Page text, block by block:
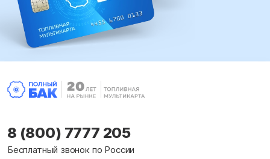
8 (800) 7777 205
Бесплатный звонок по России